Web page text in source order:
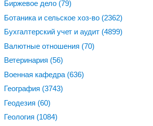
Биржевое дело (79)
Ботаника и сельское хоз-во (2362)
Бухгалтерский учет и аудит (4899)
Валютные отношения (70)
Ветеринария (56)
Военная кафедра (636)
География (3743)
Геодезия (60)
Геология (1084)